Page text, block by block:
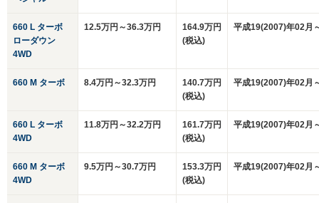
660 L ターボ
ローダウン
4WD
12.5万円～36.3万円
164.9万円
(税込)
平成19(2007)年02月
660 M ターボ 8.4万円～32.3万円
140.7万円
(税込)
平成19(2007)年02月
660 L ターボ
4WD
11.8万円～32.2万円
161.7万円
(税込)
平成19(2007)年02月
660 M ターボ
4WD
9.5万円～30.7万円
153.3万円
(税込)
平成19(2007)年02月